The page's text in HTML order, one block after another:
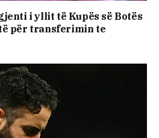
i yllit të Kupës së Botës
për transferimin te